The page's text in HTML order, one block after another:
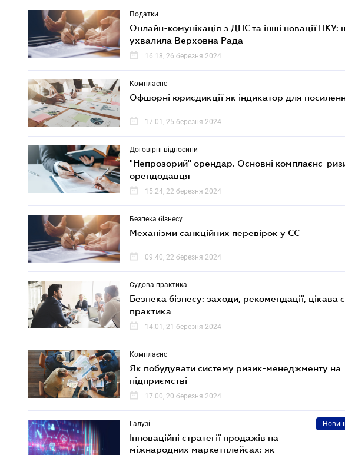
Податки
Онлайн-комунікація з ДПС та інші новації ПКУ:
ухвалила Верховна Рада
16.18, 26 березня 2024
Комплаєнс
Офшорні юрисдикції як індикатор для
17.01, 25 березня 2024
Договірні відносини
"Непрозорий" орендар. Основні комплаєнс-
орендодавця
15.24, 22 березня 2024
Безпека бізнесу
Механізми санкційних перевірок у ЄС
09.40, 22 березня 2024
Судова практика
Безпека бізнесу: заходи, рекомендації, цікава
практика
14.01, 21 березня 2024
Комплаєнс
Як побудувати систему ризик-менеджменту на
підприємстві
17.00, 20 березня 2024
Галузі
Інноваційні стратегії продажів на
міжнародних маркетплейсах: як